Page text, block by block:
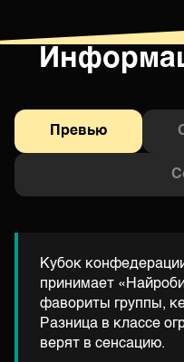
Превью
Кубок
принимает
фавориты группы,
Разница в классе
верят в сенсацию.